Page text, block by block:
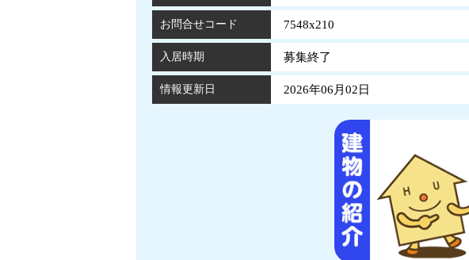
お問合せコード 7548x210
入居時期 募集終了
情報更新日 2026年06月02日